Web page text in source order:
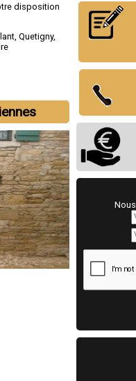
disposition
,Quetigny,